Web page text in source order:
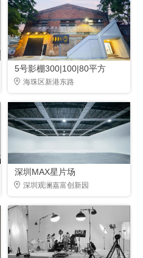
5号影棚300|100|80平方
海珠区新港东路
深圳MAX星片场
深圳观澜嘉富创新园